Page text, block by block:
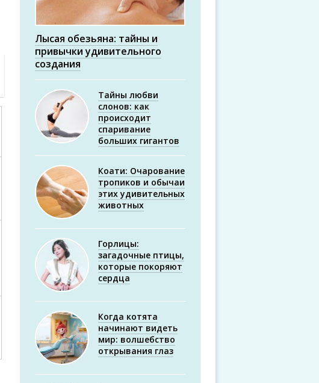
Лысая обезьяна: тайны и
привычки удивительного
создания
Тайны любви
слонов: как
происходит
спаривание
больших гигантов
Коати: Очарование
тропиков и обычаи
этих удивительных
животных
Горлицы:
загадочные птицы,
которые покоряют
сердца
Когда котята
начинают видеть
мир: волшебство
открывания глаз